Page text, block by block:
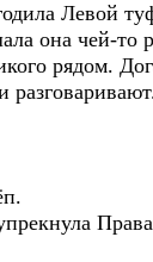
Левой
она чей-то
рядом.